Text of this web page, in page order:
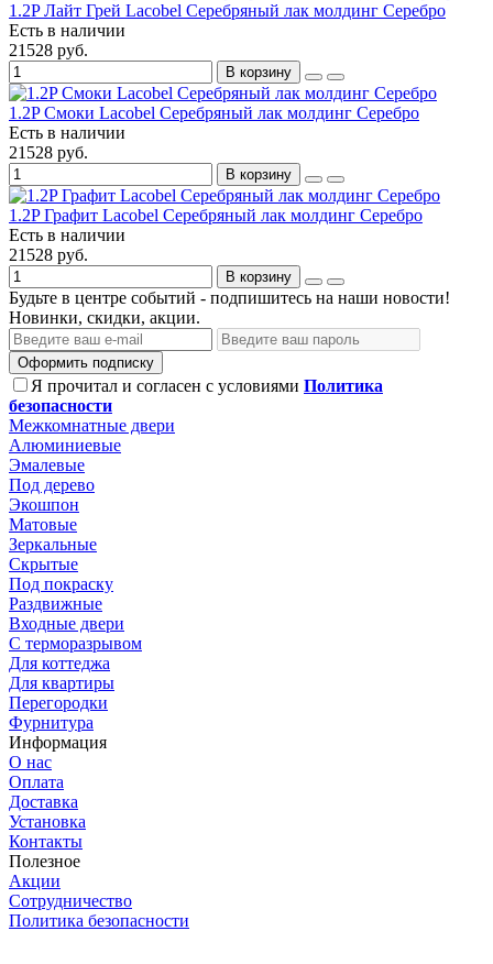
1.2P Лайт Грей Lacobel Серебряный лак молдинг Серебро
Есть в наличии
21528 руб.
В корзину
1.2P Смоки Lacobel Серебряный лак молдинг Серебро
Есть в наличии
21528 руб.
В корзину
1.2P Графит Lacobel Серебряный лак молдинг Серебро
Есть в наличии
21528 руб.
В корзину
Будьте в центре событий - подпишитесь на наши новости!
Новинки, скидки, акции.
Оформить подписку
Я прочитал и согласен с условиями Политика
безопасности
Межкомнатные двери
Алюминиевые
Эмалевые
Под дерево
Экошпон
Матовые
Зеркальные
Скрытые
Под покраску
Раздвижные
Входные двери
С терморазрывом
Для коттеджа
Для квартиры
Перегородки
Фурнитура
Информация
О нас
Оплата
Доставка
Установка
Контакты
Полезное
Акции
Сотрудничество
Политика безопасности